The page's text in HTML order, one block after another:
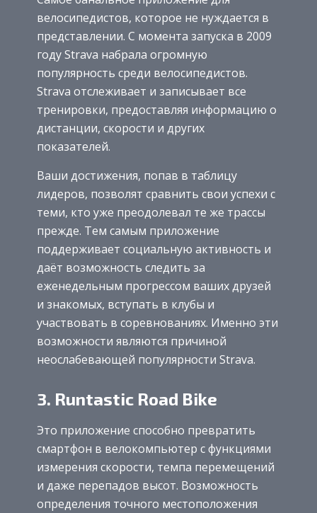
велосипедистов, которое не нуждается в
представлении. С момента запуска в 2009
году Strava набрала огромную
популярность среди велосипедистов.
Strava отслеживает и записывает все
тренировки, предоставляя информацию о
дистанции, скорости и других
показателей.
Ваши достижения, попав в таблицу
лидеров, позволят сравнить свои успехи с
теми, кто уже преодолевал те же трассы
прежде. Тем самым приложение
поддерживает социальную активность и
даёт возможность следить за
еженедельным прогрессом ваших друзей
и знакомых, вступать в клубы и
участвовать в соревнованиях. Именно эти
возможности являются причиной
неослабевающей популярности Strava.
3. Runtastic Road Bike
Это приложение способно превратить
смартфон в велокомпьютер с функциями
измерения скорости, темпа перемещений
и даже перепадов высот. Возможность
определения точного местоположения